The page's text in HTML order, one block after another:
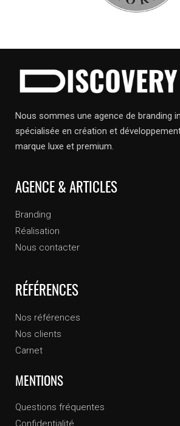
Nous sommes une agence de branding
spécialisée en création et
marque luxe et premium.
AGENCE & ARTICLES
Branding
Réalisation
Nous contacter
RÉFÉRENCES
Nos références
Nos clients
Carnet
MENTIONS
Questions fréquentes
Confidentialité